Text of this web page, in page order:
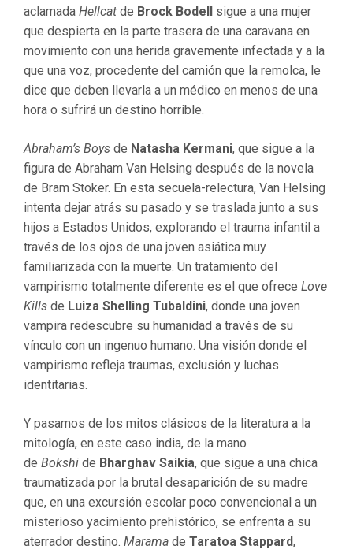
aclamada Hellcat de Brock Bodell sigue a una mujer
que despierta en la parte trasera de una caravana en
movimiento con una herida gravemente infectada y a la
que una voz, procedente del camión que la remolca, le
dice que deben llevarla a un médico en menos de una
hora o sufrirá un destino horrible.
Abraham’s Boys de Natasha Kermani, que sigue a la
figura de Abraham Van Helsing después de la novela
de Bram Stoker. En esta secuela-relectura, Van Helsing
intenta dejar atrás su pasado y se traslada junto a sus
hijos a Estados Unidos, explorando el trauma infantil a
través de los ojos de una joven asiática muy
familiarizada con la muerte. Un tratamiento del
vampirismo totalmente diferente es el que ofrece Love
Kills de Luiza Shelling Tubaldini, donde una joven
vampira redescubre su humanidad a través de su
vínculo con un ingenuo humano. Una visión donde el
vampirismo refleja traumas, exclusión y luchas
identitarias.
Y pasamos de los mitos clásicos de la literatura a la
mitología, en este caso india, de la mano
de Bokshi de Bharghav Saikia, que sigue a una chica
traumatizada por la brutal desaparición de su madre
que, en una excursión escolar poco convencional a un
misterioso yacimiento prehistórico, se enfrenta a su
aterrador destino. Marama de Taratoa Stappard,